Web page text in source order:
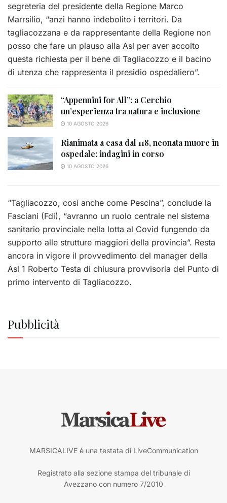
segreteria del presidente della Regione Marco
Marrsilio, “anzi hanno indebolito i territori. Da
tagliacozzana e da rappresentante della Regione non
posso che fare un plauso alla Asl per aver accolto
questa richiesta per il bene di Tagliacozzo e il bacino
di utenza che rappresenta il presidio ospedaliero”.
“Appennini for All”: a Cerchio
un’esperienza tra natura e inclusione
10 AGOSTO 2026
Rianimata a casa dal 118, neonata muore in
ospedale: indagini in corso
10 AGOSTO 2026
“Tagliacozzo, così anche come Pescina”, conclude la
Fasciani (Fdi), “avranno un ruolo centrale nel sistema
sanitario provinciale nella lotta al Covid fungendo da
supporto alle strutture maggiori della provincia”. Resta
ancora in vigore il provvedimento del manager della
Asl 1 Roberto Testa di chiusura provvisoria del Punto di
primo intervento di Tagliacozzo.
Pubblicità
MARSICALIVE è una testata di LiveCommunication
Registrato alla sezione stampa del tribunale di
Avezzano con numero 7/2010